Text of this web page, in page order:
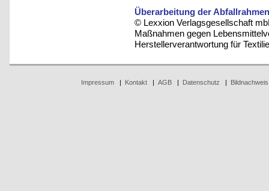
Überarbeitung der
© Lexxion Verlagsgesellschaft
Maßnahmen gegen
Herstellerverantwortung für
Impressum| Kontakt| AGB| Datenschutz Bildnachweis